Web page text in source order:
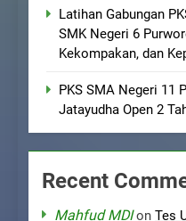
Latihan Gabungan
SMK Negeri 6
Kekompakan, dan
PKS SMA Negeri 11
Jatayudha Open 2
Recent
Mahfud MDIon Tes